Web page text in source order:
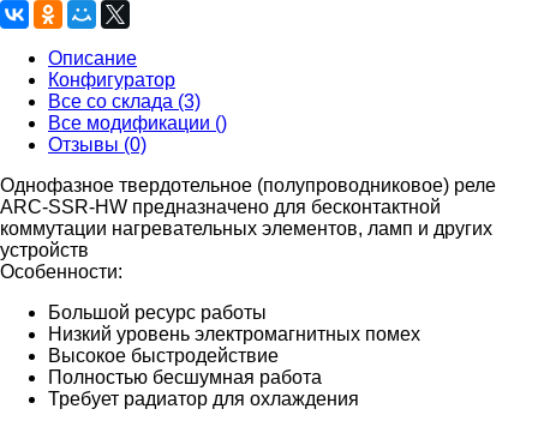
Описание
Конфигуратор
Все со склада (3)
Все модификации ()
Отзывы (0)
Однофазное твердотельное (полупроводниковое) реле
ARC-SSR-HW предназначено для бесконтактной
коммутации нагревательных элементов, ламп и других
устройств
Особенности:
Большой ресурс работы
Низкий уровень электромагнитных помех
Высокое быстродействие
Полностью бесшумная работа
Требует радиатор для охлаждения